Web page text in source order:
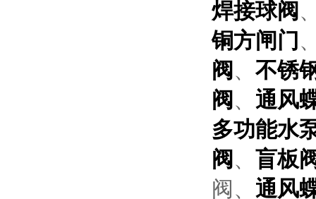
焊接球阀
铜方闸门
阀 、 不锈
阀 、 通风
多功能水
阀 、 盲板
阀、 通风